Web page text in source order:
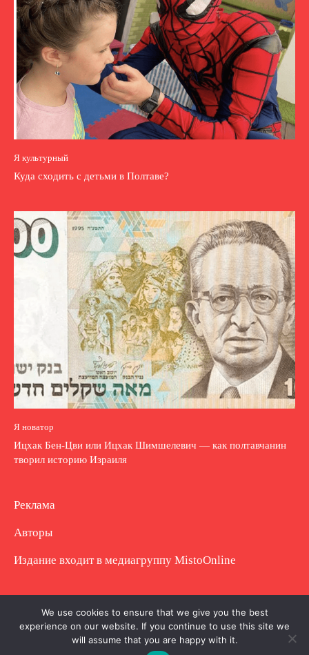
Я культурный
Куда сходить с детьми в Полтаве?
Я новатор
Ицхак Бен-Цви или Ицхак Шимшелевич — как полтавчанин
творил историю Израиля
Реклама
Авторы
Издание входит в медиагруппу MistoOnline
Copyright © Полное использование материала
запрещено. Частично разрешено с гиперссылкой.
We use cookies to ensure that we give you the best
experience on our website. If you continue to use this site we
will assume that you are happy with it.